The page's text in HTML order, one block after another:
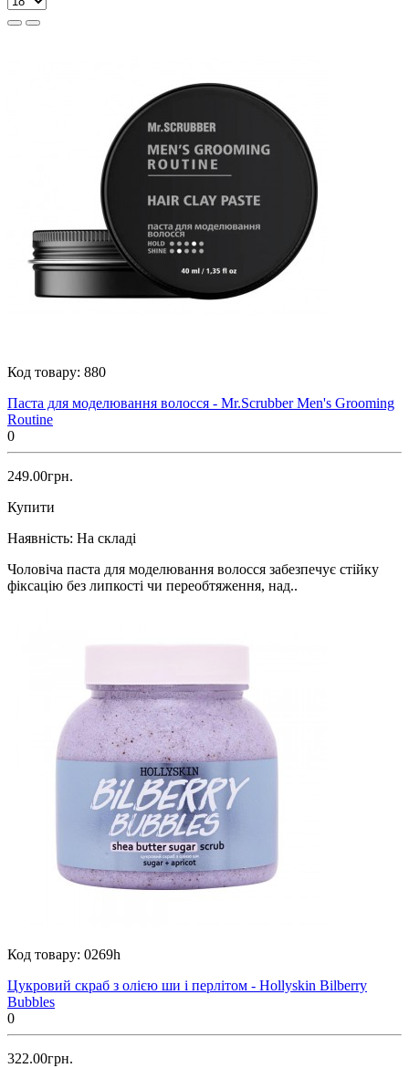
Код товару: 880
Паста для моделювання волосся - Mr.Scrubber Men's Grooming
Routine
0
249.00грн.
Купити
Наявність: На складі
Чоловіча паста для моделювання волосся забезпечує стійку
фіксацію без липкості чи переобтяження, над..
Код товару: 0269h
Цукровий скраб з олією ши і перлітом - Hollyskin Bilberry
Bubbles
0
322.00грн.